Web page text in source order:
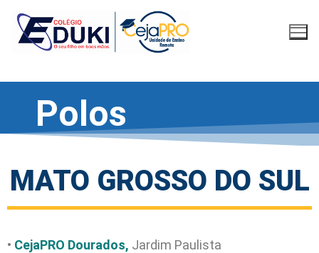
Polos
MATO GROSSO DO SUL
• CejaPRO Dourados, Jardim Paulista